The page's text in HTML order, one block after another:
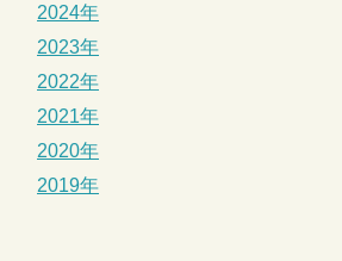
2024年
2023年
2022年
2021年
2020年
2019年